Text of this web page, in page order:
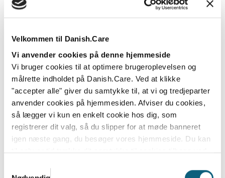
Velkommen til Danish.Care
Vi anvender cookies på denne hjemmeside
Vi bruger cookies til at optimere brugeroplevelsen og
målrette indholdet på Danish.Care. Ved at klikke
"accepter alle" giver du samtykke til, at vi og tredjeparter
anvender cookies på hjemmesiden. Afviser du cookies,
så lægger vi kun en enkelt cookie hos dig, som
registrerer dit valg, så du slipper for at møde banneret
igen næste gang, du besøger vores hjemmeside. Du kan
til enhver tid trække dit samtykke til cookies tilbage ved
Danish.Cares privatlivs- og cookiepolitik
Danish.Care styrker branchen for
gennem samarbejde med Dansk
Industri
Fra den 1. juli 2026 bliver Danish.Care
medlemsforening i Dansk Industri (DI) – et
samarbejde som...
Læs mere